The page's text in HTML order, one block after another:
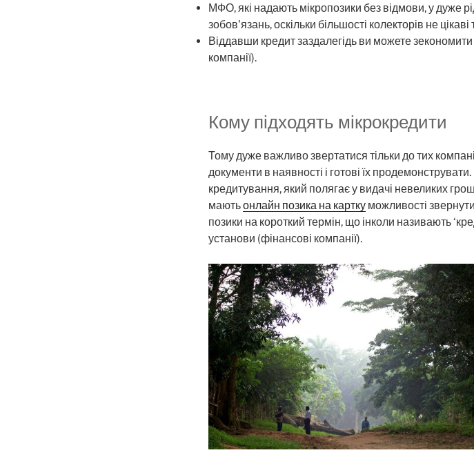
МФО, які надають мікропозики без відмови, у дуже
зобов'язань, оскільки більшості колекторів не цікаві
Віддавши кредит заздалегідь ви можете зекономити
компанії).
Кому підходять мікрокредити
Тому дуже важливо звертатися тільки до тих
документи в наявності і готові їх
кредитування, який полягає у видачі невеликих
маютьонлайн позика на картку можливості
позики на короткий термін, що інколи називають
установи (фінансові компанії).